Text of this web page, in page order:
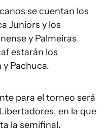
se cuentan los
Juniors y los
y Palmeiras
estarán los
Pachuca.
para el torneo será
en la que
la semifinal.